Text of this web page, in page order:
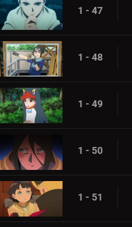
1 - 47
1 - 48
1 - 49
1 - 50
1 - 51